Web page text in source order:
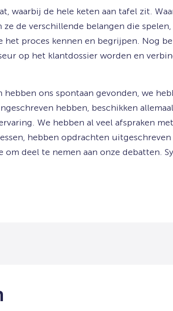
waarbij de hele keten aan tafel zit.
de verschillende belangen die
proces kennen en begrijpen. Nog
op het klantdossier worden en
ons spontaan gevonden, we
hebben, beschikken
We hebben al veel afspraken
hebben opdrachten
deel te nemen aan onze debatten.